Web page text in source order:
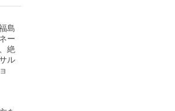
島
ー
絶
ル